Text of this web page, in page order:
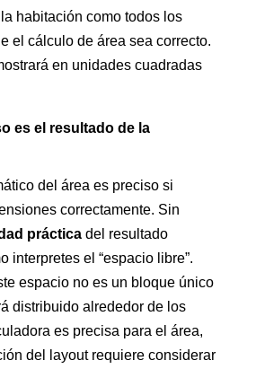
habitación como todos los
el cálculo de área sea correcto.
en unidades cuadradas
es el resultado de la
del área es preciso si
correctamente. Sin
prácticadel resultado
interpretes el “espacio libre”.
espacio no es un bloque único
distribuido alrededor de los
es precisa para el área,
del layout requiere considerar